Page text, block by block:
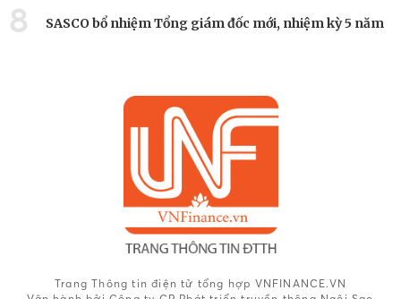
8 SASCO bổ nhiệm Tổng giám đốc mới, nhiệm kỳ 5 năm
Trang Thông tin điện tử tổng hợp VNFINANCE.VN